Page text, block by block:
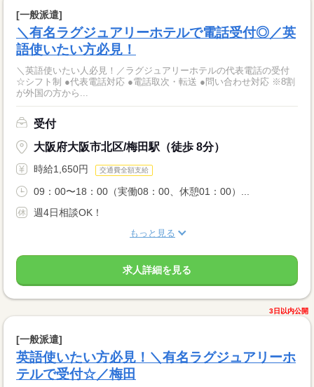
[一般派遣]
＼有名ラグジュアリーホテルで電話受付◎／英
語使いたい方必見！
＼英語使いたい人必見！／ラグジュアリーホテルの代表電話の受付
☆シフト制 ●代表電話対応 ●電話取次・転送 ●問い合わせ対応 ※8割
が外国の方から...
受付
大阪府大阪市北区/梅田駅（徒歩 8分）
時給1,650円 交通費全額支給
09：00〜18：00（実働08：00、休憩01：00）...
週4日相談OK！
もっと見る
求人詳細を見る
3日以内公開
[一般派遣]
英語使いたい方必見！＼有名ラグジュアリーホ
テルで受付☆／梅田